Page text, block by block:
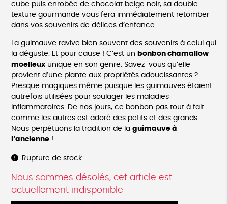
cube puis enrobée de chocolat belge noir, sa double
texture gourmande vous fera immédiatement retomber
dans vos souvenirs de délices d’enfance.
La guimauve ravive bien souvent des souvenirs à celui qui
la déguste. Et pour cause ! C’est un bonbon chamallow
moelleuxunique en son genre. Savez-vous qu’elle
provient d’une plante aux propriétés adoucissantes ?
Presque magiques même puisque les guimauves étaient
autrefois utilisées pour soulager les maladies
inflammatoires. De nos jours, ce bonbon pas tout à fait
comme les autres est adoré des petits et des grands.
Nous perpétuons la tradition de la guimauve à
l’ancienne!
Rupture de stock
Nous sommes désolés, cet article est
actuellement indisponible